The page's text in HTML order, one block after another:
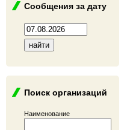
Сообщения за дату
Поиск организаций
Наименование